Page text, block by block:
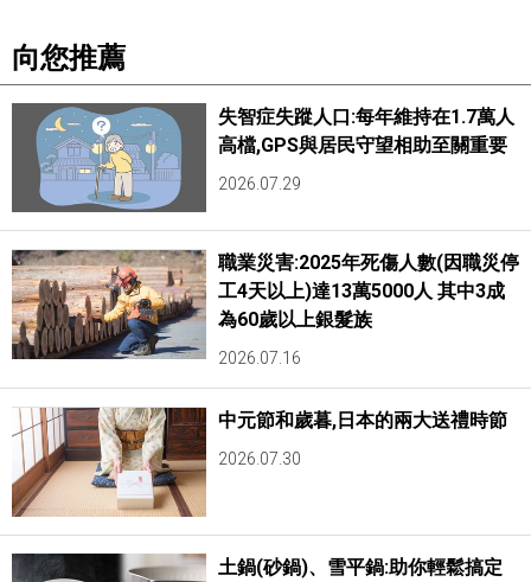
向您推薦
失智症失蹤人口:每年維持在1.7萬人
高檔,GPS與居民守望相助至關重要
2026.07.29
職業災害:2025年死傷人數(因職災停
工4天以上)達13萬5000人 其中3成
為60歲以上銀髮族
2026.07.16
中元節和歲暮,日本的兩大送禮時節
2026.07.30
土鍋(砂鍋)、雪平鍋:助你輕鬆搞定